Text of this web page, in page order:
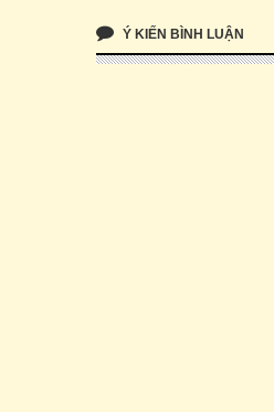
Ý KIẾN BÌNH LUẬN